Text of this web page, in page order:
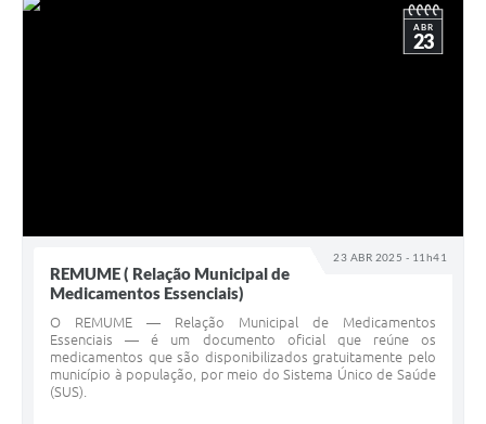
23 ABR 2025 - 11h41
ABR
23
REMUME ( Relação Municipal de
Medicamentos Essenciais)
O REMUME — Relação Municipal de Medicamentos
Essenciais — é um documento oficial que reúne os
medicamentos que são disponibilizados gratuitamente pelo
município à população, por meio do Sistema Único de Saúde
(SUS).